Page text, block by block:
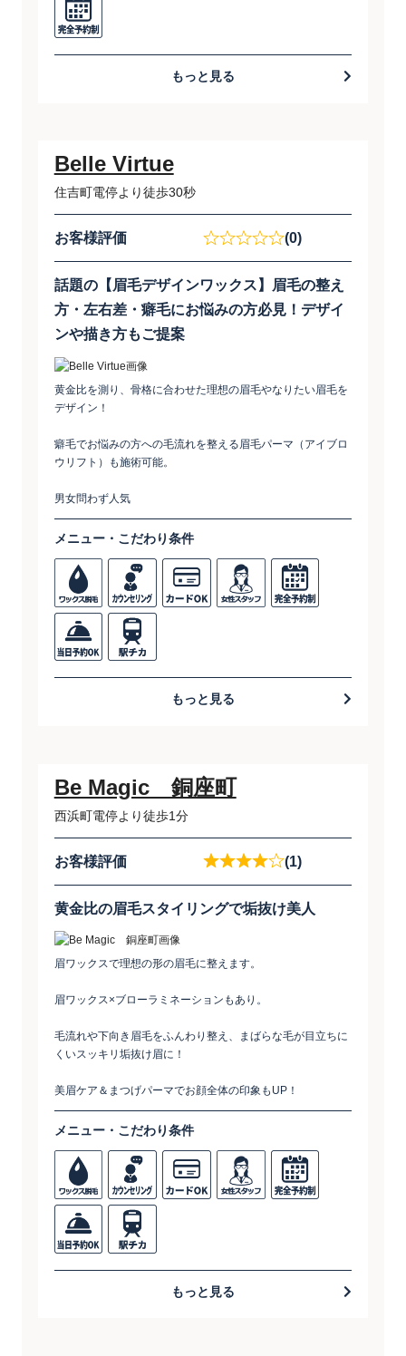
もっと見る
Belle Virtue
住吉町電停より徒歩30秒
お客様評価 (0)
話題の【眉毛デザインワックス】眉毛の整え
方・左右差・癖毛にお悩みの方必見！デザイ
ンや描き方もご提案
黄金比を測り、骨格に合わせた理想の眉毛やなりたい眉毛を
デザイン！
癖毛でお悩みの方への毛流れを整える眉毛パーマ（アイブロ
ウリフト）も施術可能。
男女問わず人気
メニュー・こだわり条件
もっと見る
Be Magic 銅座町
西浜町電停より徒歩1分
お客様評価 (1)
黄金比の眉毛スタイリングで垢抜け美人
眉ワックスで理想の形の眉毛に整えます。
眉ワックス×ブローラミネーションもあり。
毛流れや下向き眉毛をふんわり整え、まばらな毛が目立ちに
くいスッキリ垢抜け眉に！
美眉ケア＆まつげパーマでお顔全体の印象もUP！
メニュー・こだわり条件
もっと見る